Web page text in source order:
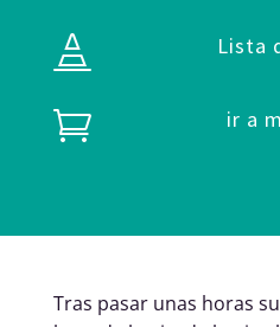
 Lista
 ir a
Tras pasar unas horas